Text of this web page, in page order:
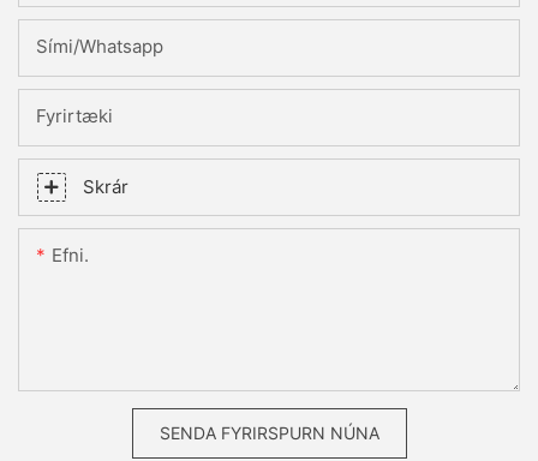
Sími/whatsapp
Fyrirtæki
Skrár
Efni.
SENDA FYRIRSPURN NÚNA